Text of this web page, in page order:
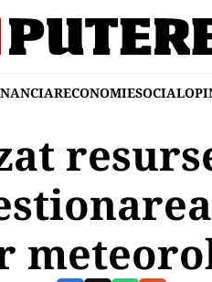
ECONOMIESOCIAL